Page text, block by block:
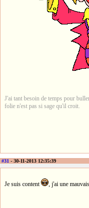
J'ai tant besoin de temps pour
folie n'est pas si sage qu'il croit.
#31 - 30-11-2013 12:35:39
Je suis content , j'ai une